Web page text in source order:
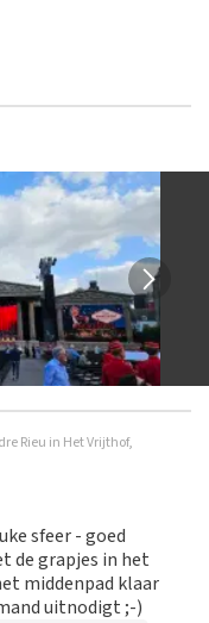
als je geen
Reviews met
niet geplaatst.
review wordt
Rieu in Het Vrijthof,
sfeer - goed
de grapjes in het
middenpad klaar
uitnodigt ;-)